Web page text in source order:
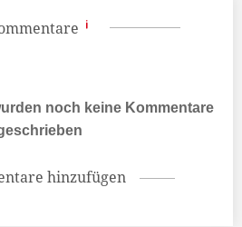
noch keine Kommentare
hinzufügen